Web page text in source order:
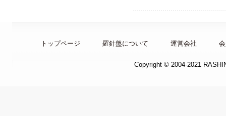
トップページ 羅針盤について 運営会社
Copyright © 2004-2021